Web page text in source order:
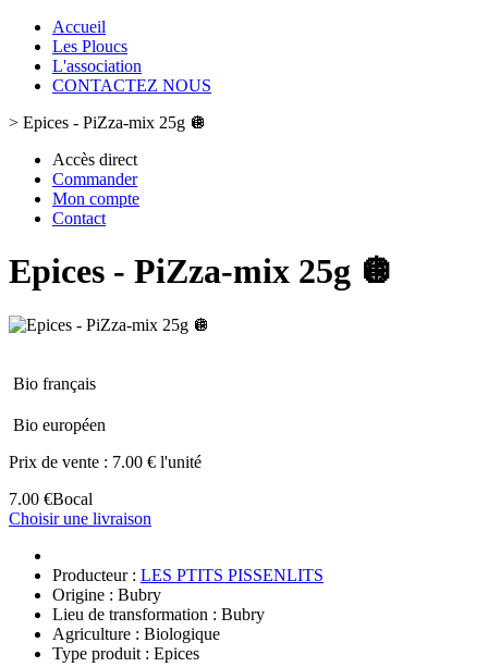
Accueil
Les Ploucs
L'association
CONTACTEZ NOUS
> Epices - PiZza-mix 25g 🪩
Accès direct
Commander
Mon compte
Contact
Epices - PiZza-mix 25g 🪩
Bio français
Bio européen
Prix de vente : 7.00 € l'unité
7.00 €Bocal
Choisir une livraison
Producteur : LES PTITS PISSENLITS
Origine : Bubry
Lieu de transformation : Bubry
Agriculture : Biologique
Type produit : Epices